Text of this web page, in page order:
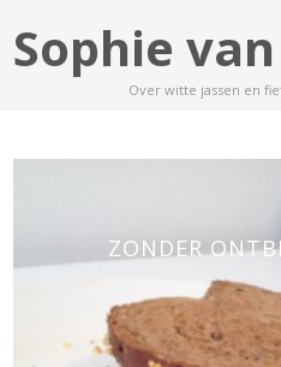
Sophie
Over witte jassen en
ZONDER